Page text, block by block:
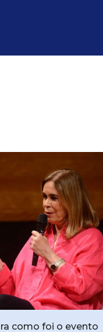
como foi o evento